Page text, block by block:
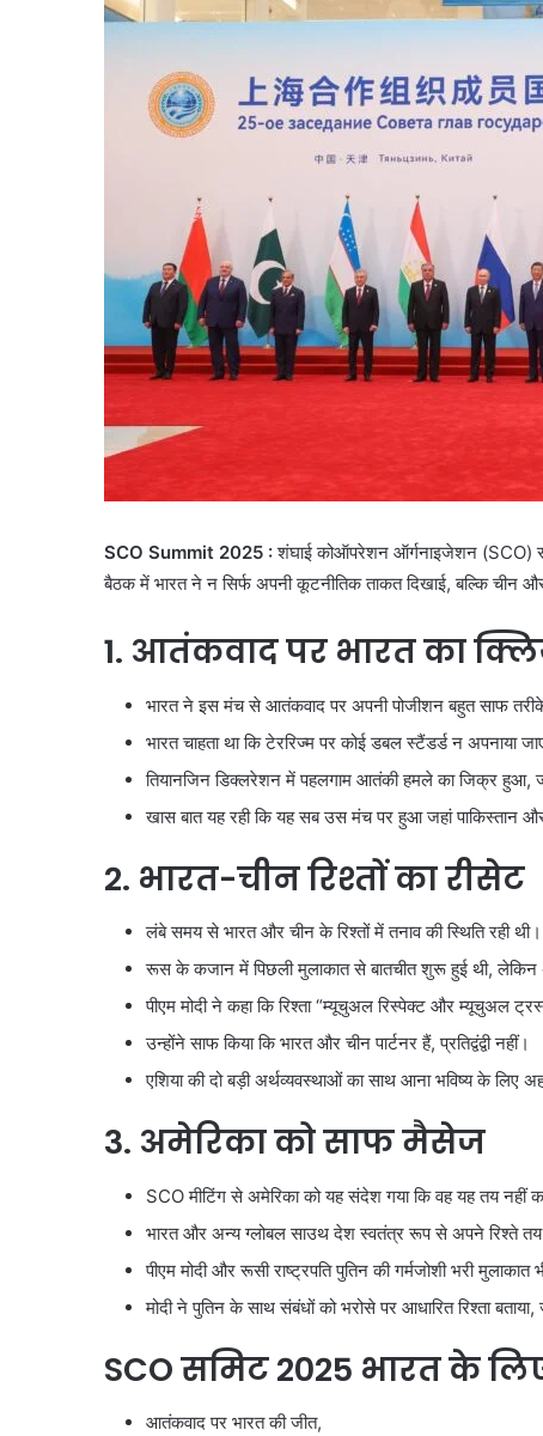
SCO Summit 2025 :शंघाई कोऑपरेशन ऑर्गनाइजेशन (SCO)
बैठक में भारत ने न सिर्फ अपनी कूटनीतिक ताकत दिखाई, बल्कि चीन
1. आतंकवाद पर भारत का
भारत ने इस मंच से आतंकवाद पर अपनी पोजीशन बहुत साफ
भारत चाहता था कि टेररिज्म पर कोई डबल स्टैंडर्ड न अपनाया
तियानजिन डिक्लरेशन में पहलगाम आतंकी हमले का जिक्र हुआ,
खास बात यह रही कि यह सब उस मंच पर हुआ जहां पाकिस्तान
2. भारत-चीन रिश्तों का रीसेट
लंबे समय से भारत और चीन के रिश्तों में तनाव की स्थिति रही थी।
रूस के कजान में पिछली मुलाकात से बातचीत शुरू हुई थी, लेकिन
पीएम मोदी ने कहा कि रिश्ता “म्यूचुअल रिस्पेक्ट और म्यूचुअल
उन्होंने साफ किया कि भारत और चीन पार्टनर हैं, प्रतिद्वंद्वी नहीं।
एशिया की दो बड़ी अर्थव्यवस्थाओं का साथ आना भविष्य के लिए
3. अमेरिका को साफ मैसेज
SCO मीटिंग से अमेरिका को यह संदेश गया कि वह यह तय
भारत और अन्य ग्लोबल साउथ देश स्वतंत्र रूप से अपने रिश्ते
पीएम मोदी और रूसी राष्ट्रपति पुतिन की गर्मजोशी भरी
मोदी ने पुतिन के साथ संबंधों को भरोसे पर आधारित रिश्ता
SCO समिट 2025 भारत के
आतंकवाद पर भारत की जीत,